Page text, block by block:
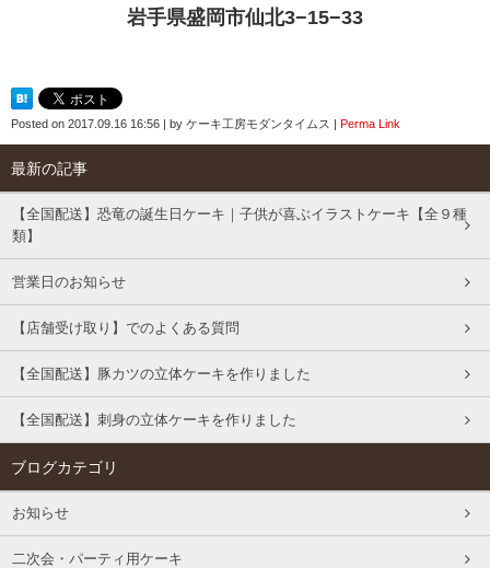
岩手県盛岡市仙北3−15−33
Posted on 2017.09.16 16:56 by ケーキ工房モダンタイムス Perma Link
最新の記事
【全国配送】恐竜の誕生日ケーキ｜子供が喜ぶイラストケーキ【全９種
類】
営業日のお知らせ
【店舗受け取り】でのよくある質問
【全国配送】豚カツの立体ケーキを作りました
【全国配送】刺身の立体ケーキを作りました
ブログカテゴリ
お知らせ
二次会・パーティ用ケーキ